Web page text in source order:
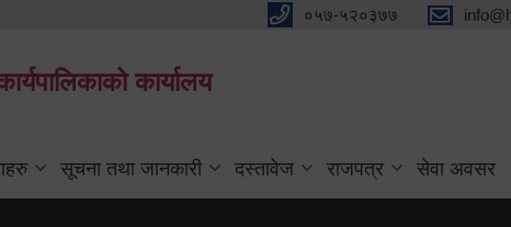
०५७-५२०३७७
कार्यालय
सूचना तथा जानकारी दस्तावेज राजपत्र सेवा अवसर